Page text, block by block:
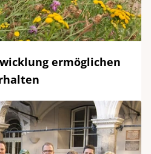
ermöglichen